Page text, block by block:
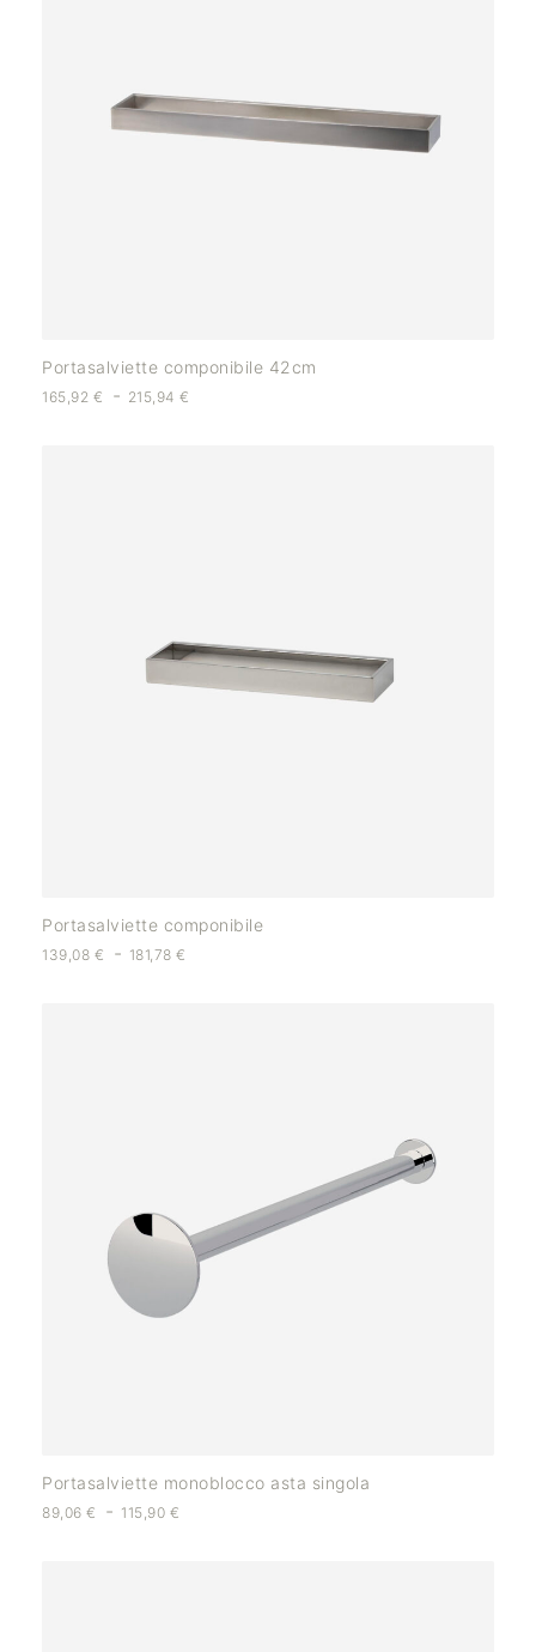
Portasalviette componibile 42cm
165,92 € - 215,94€
Portasalviette componibile
139,08 € - 181,78€
Portasalviette monoblocco asta singola
89,06 € - 115,90 €